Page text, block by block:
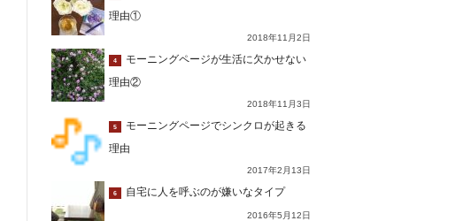
理由①
2018年11月2日
4
モーニングページが生活に欠かせない
理由②
2018年11月3日
5
モーニングページでシンクロが起きる
理由
2017年2月13日
6 自宅に人を呼ぶのが嫌いなタイプ
2016年5月12日